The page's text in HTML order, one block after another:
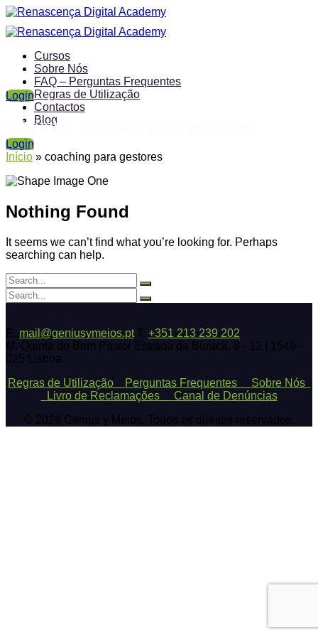
Cursos
Sobre Nós
FAQ – Perguntas Frequentes
Regras de Utilização
Contactos
Blog
Login
Login
Etiqueta:
Início » coaching para gestores
Nothing Found
It seems we can’t find what you’re looking for. Perhaps
searching can help.
E. mail@geniusymeios.pt T. +351 213 239 202
M. Quinta do Bom Pastor Estrada da Buraca, 8 - 12 | 1549 -
025 Lisboa
Regras de Utilização
Perguntas Frequentes Sobre Nós
Livro de Reclamações Canal de Denúncias
© 2026 Genius y Meios. Todos os direitos reservados.